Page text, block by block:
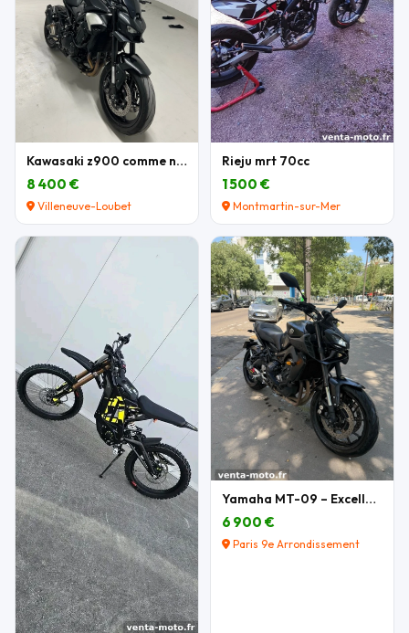
Kawasaki z900 comme neuve
8 400 €
Villeneuve-Loubet
Rieju mrt 70cc
1 500 €
Montmartin-sur-Mer
Yamaha MT-09 – Excellent état – Nombreux équipemen
6 900 €
Paris 9e Arrondissement